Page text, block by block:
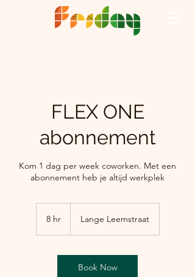
FLEX ONE
abonnement
Kom 1 dag per week coworken. Met een
abonnement heb je altijd werkplek
8 hr8
Lange Leemstraat
Book Now